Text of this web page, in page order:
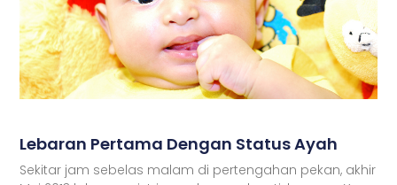
Lebaran Pertama Dengan Status Ayah
Sekitar jam sebelas malam di pertengahan pekan, akhir